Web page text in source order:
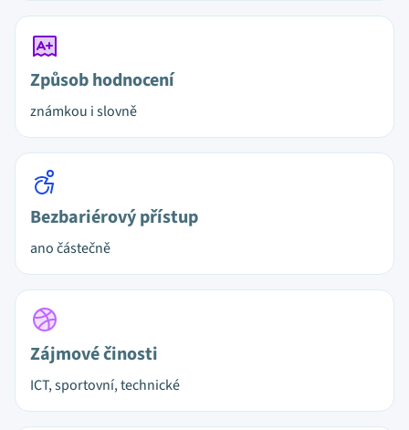
Způsob hodnocení
známkou i slovně
Bezbariérový přístup
ano částečně
Zájmové činosti
ICT, sportovní, technické